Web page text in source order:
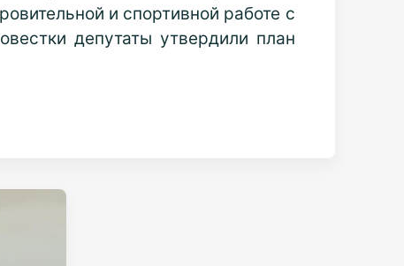
и спортивной работе с
депутаты утвердили план